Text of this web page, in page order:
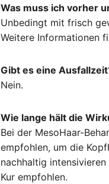
Was muss ich vorher
Unbedingt mit frisch
Weitere Informationen
Gibt es eine
Nein.
Wie lange hält die
Bei der MesoHaar-
empfohlen, um die
nachhaltig
Kur empfohlen.